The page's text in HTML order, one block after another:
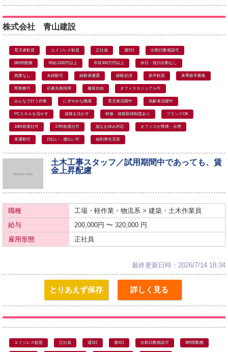
株式会社 青山建設
育児者歓迎 エイジレス歓迎 正社員 週5日 出勤日数相談可
8時間勤務 時給1200円以上 年収300万円以上 休日・祝日出勤なし
残業なし 未経験可 経験者優遇 経験必須 新卒歓迎 来季新卒募集
即勤務可 応募先着採用 服装自由 オフィスカジュアル可
みんなで行う作業 にぎやかな職場 育児者活躍中 高齢者活躍中
PCスキルを活かす 資格を活かす 研修・資格取得制度あり ブランクOK
16時前退社可 17時前退社可 急なお休み対応 オフィスが禁煙・分煙
車通勤可 日払い・週払い可 福利厚生充実
土木工事スタッフ／試用期間中であっても、賃
金上昇配慮
職種
工場・軽作業・物流系 > 建築・土木作業員
給与
200,000円 〜 320,000 円
雇用形態
正社員
最終更新日時：2026/7/14 18:34
とりあえず保存 詳しく見る
エイジレス歓迎 正社員 週5日 週4日 出勤日数相談可 8時間勤務